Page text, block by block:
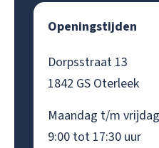
Openingstijden
Dorpsstraat 13
1842 GS Oterleek
Maandag t/m vrijdag
9:00 tot 17:30 uur